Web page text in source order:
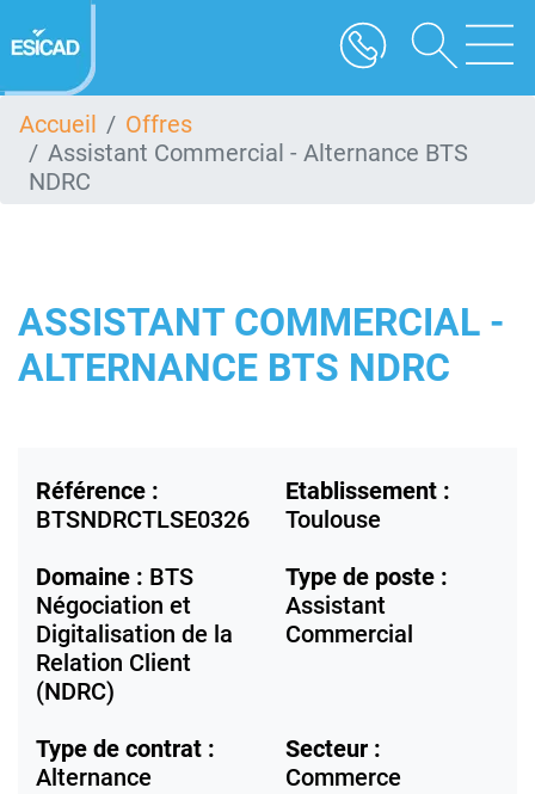
au
contenu
Accueil
Offres
Assistant Commercial - Alternance BTS
NDRC
ASSISTANT COMMERCIAL -
ALTERNANCE BTS NDRC
Référence :
BTSNDRCTLSE0326
Etablissement :
Toulouse
Domaine : BTS
Négociation et
Digitalisation de la
Relation Client
(NDRC)
Type de poste :
Assistant
Commercial
Type de contrat :
Alternance
Secteur :
Commerce